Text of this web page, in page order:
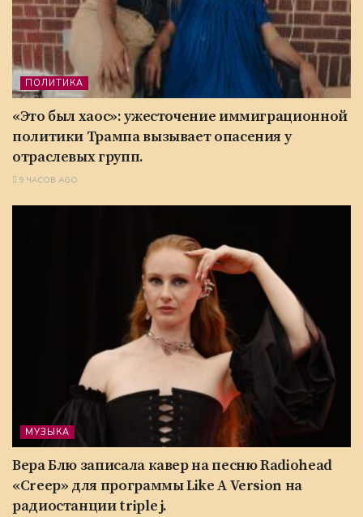
ПОЛИТИКА
«Это был хаос»: ужесточение иммиграционной
политики Трампа вызывает опасения у
отраслевых групп.
9 ЧАСОВ AGO
МУЗЫКА
Вера Блю записала кавер на песню Radiohead
«Creep» для программы Like A Version на
радиостанции triple j.